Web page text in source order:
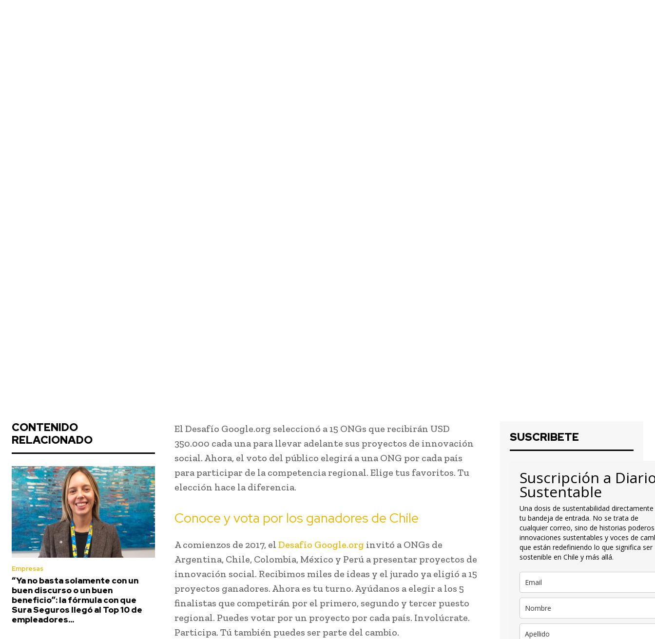
CONTENIDO
RELACIONADO
Empresas
“Ya no basta solamente con un
buen discurso o un buen
beneficio”: la fórmula con que
Sura Seguros llegó al Top 10 de
empleadores...
El Desafío Google.org seleccionó a 15 ONGs que recibirán USD
350.000 cada una para llevar adelante sus proyectos de innovación
social. Ahora, el voto del público elegirá a una ONG por cada país
para participar de la competencia regional. Elige tus favoritos. Tu
elección hace la diferencia.
Conoce y vota por los ganadores de Chile
A comienzos de 2017, el Desafío Google.org invitó a ONGs de
Argentina, Chile, Colombia, México y Perú a presentar proyectos de
innovación social. Recibimos miles de ideas y el jurado ya eligió a 15
proyectos ganadores. Ahora es tu turno. Ayúdanos a elegir a los 5
finalistas que competirán por el primero, segundo y tercer puesto
regional. Puedes votar por un proyecto por cada país. Involúcrate.
Participa. Tú también puedes ser parte del cambio.
SUSCRIBETE
Suscripción a
Sustentable
Una dosis de sustentabilidad
tu bandeja de entrada. No se trata de
cualquier correo, sino de historias
innovaciones sustentables y voces de
que están redefiniendo lo que significa ser
sostenible en Chile y más allá.